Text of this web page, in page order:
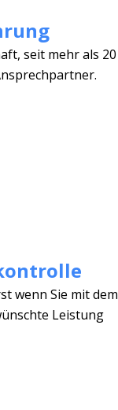
seit mehr als 20
wenn Sie mit dem
Leistung